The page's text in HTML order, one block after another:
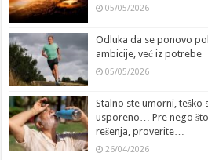
05/05/2026
Odluka da se ponovo
ambicije, već iz potrebe
05/05/2026
Stalno ste umorni, teško
usporeno… Pre nego
rešenja, proverite…
26/04/2026